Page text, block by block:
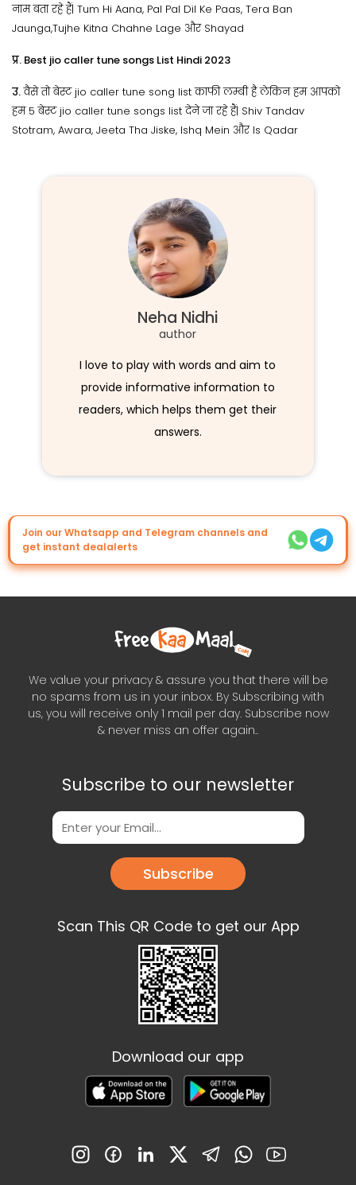
नाम बता रहे हैं| Tum Hi Aana, Pal Pal Dil Ke Paas, Tera Ban
Jaunga,Tujhe Kitna Chahne Lage और Shayad
प्र. Best jio caller tune songs List Hindi 2023
उ.वैसे तो बेस्ट jio caller tune song list काफी लम्बी है लेकिन हम आपको
हम 5 बेस्ट jio caller tune songs list देने जा रहे हैं| Shiv Tandav
Stotram, Awara, Jeeta Tha Jiske, Ishq Mein और Is Qadar
Neha Nidhi
author
I love to play with words and aim to
provide informative information to
readers, which helps them get their
answers.
Join our Whatsapp and Telegram channels and
get instant dealalerts
We value your privacy & assure you that there will be
no spams from us in your inbox. By Subscribing with
us, you will receive only 1 mail per day. Subscribe now
& never miss an offer again..
Subscribe to our newsletter
Subscribe
Scan This QR Code to get our App
Download our app